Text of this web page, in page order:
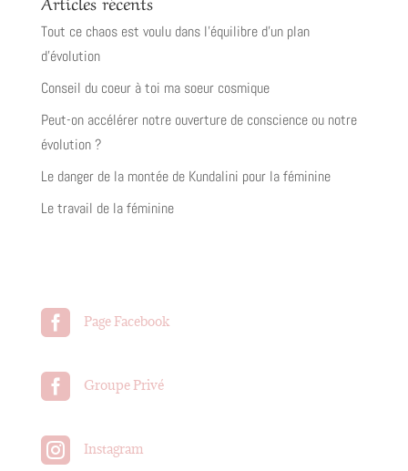
Tout ce chaos est voulu dans l’équilibre d’un plan
d’évolution
Conseil du coeur à toi ma soeur cosmique
Peut-on accélérer notre ouverture de conscience ou notre
évolution ?
Le danger de la montée de Kundalini pour la féminine
Le travail de la féminine
 Page Facebook
 Groupe Privé
 Instagram